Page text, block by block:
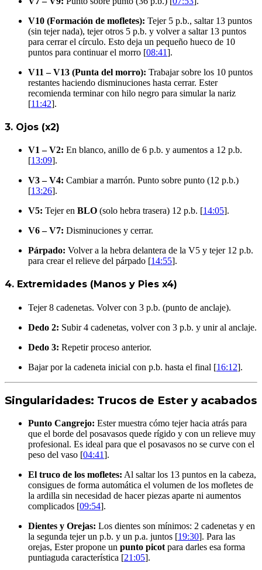
V10 (Formación de mofletes): Tejer 5 p.b., saltar 13 puntos
(sin tejer nada), tejer otros 5 p.b. y volver a saltar 13 puntos
para cerrar el círculo. Esto deja un pequeño hueco de 10
puntos para continuar el morro [08:41].
V11 – V13 (Punta del morro): Trabajar sobre los 10 puntos
restantes haciendo disminuciones hasta cerrar. Ester
recomienda terminar con hilo negro para simular la nariz
[11:42].
3. Ojos (x2)
V1 – V2: En blanco, anillo de 6 p.b. y aumentos a 12 p.b.
[13:09].
V3 – V4: Cambiar a marrón. Punto sobre punto (12 p.b.)
[13:26].
V5: Tejer en BLO (solo hebra trasera) 12 p.b. [14:05].
V6 – V7: Disminuciones y cerrar.
Párpado: Volver a la hebra delantera de la V5 y tejer 12 p.b.
para crear el relieve del párpado [14:55].
4. Extremidades (Manos y Pies x4)
Tejer 8 cadenetas. Volver con 3 p.b. (punto de anclaje).
Dedo 2: Subir 4 cadenetas, volver con 3 p.b. y unir al anclaje.
Dedo 3: Repetir proceso anterior.
Bajar por la cadeneta inicial con p.b. hasta el final [16:12].
Singularidades: Trucos de Ester y acabados
Punto Cangrejo: Ester muestra cómo tejer hacia atrás para
que el borde del posavasos quede rígido y con un relieve muy
profesional. Es ideal para que el posavasos no se curve con el
peso del vaso [04:41].
El truco de los mofletes: Al saltar los 13 puntos en la cabeza,
consigues de forma automática el volumen de los mofletes de
la ardilla sin necesidad de hacer piezas aparte ni aumentos
complicados [09:54].
Dientes y Orejas: Los dientes son mínimos: 2 cadenetas y en
la segunda tejer un p.b. y un p.a. juntos [19:30]. Para las
orejas, Ester propone un punto picot para darles esa forma
puntiaguda característica [21:05].